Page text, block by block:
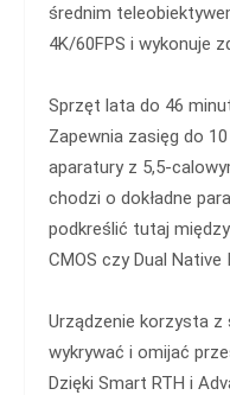
średnim
4K/60FPS i wykonuje
Sprzęt lata do 46
Zapewnia zasięg do
aparatury z 5,5-
chodzi o dokładne
podkreślić tutaj
CMOS czy Dual Native
Urządzenie korzysta z
wykrywać i omijać
Dzięki Smart RTH i